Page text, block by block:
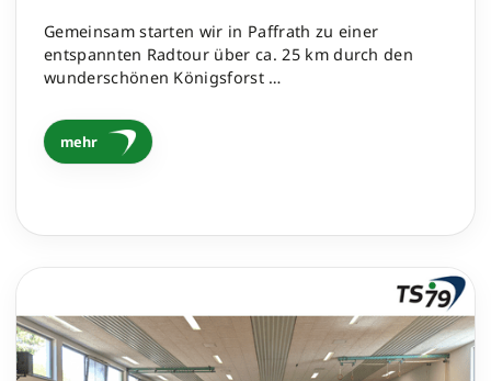
Gemeinsam starten wir in Paffrath zu einer
entspannten Radtour über ca. 25 km durch den
wunderschönen Königsforst …
mehr